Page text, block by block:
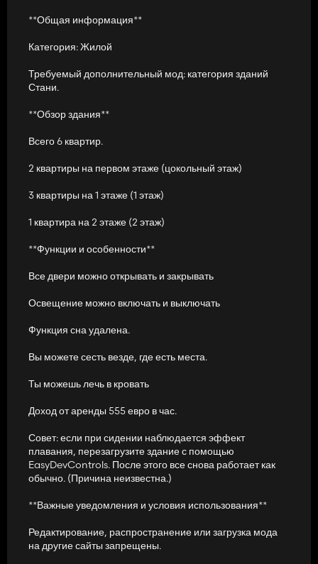
**Общая информация**
Категория: Жилой
Требуемый дополнительный мод: категория зданий
Стани.
**Обзор здания**
Всего 6 квартир.
2 квартиры на первом этаже (цокольный этаж)
3 квартиры на 1 этаже (1 этаж)
1 квартира на 2 этаже (2 этаж)
**Функции и особенности**
Все двери можно открывать и закрывать
Освещение можно включать и выключать
Функция сна удалена.
Вы можете сесть везде, где есть места.
Ты можешь лечь в кровать
Доход от аренды 555 евро в час.
Совет: если при сидении наблюдается эффект
плавания, перезагрузите здание с помощью
EasyDevControls. После этого все снова работает как
обычно. (Причина неизвестна.)
**Важные уведомления и условия использования**
Редактирование, распространение или загрузка мода
на другие сайты запрещены.